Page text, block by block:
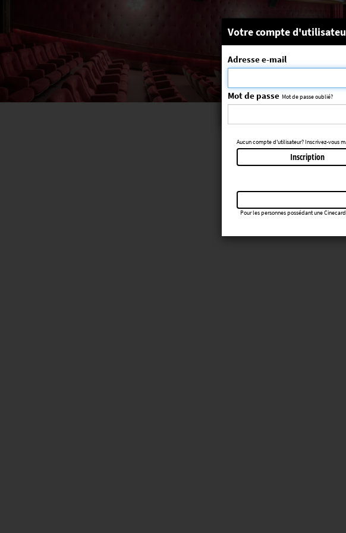
Message système
La séance choisie n'a
Votre compte
Adresse e-mail
Mot de passe Mot de passe oublié?
Aucun compte d'utilisateur? Inscrivez-vous
Inscription
Pour les personnes possédant une